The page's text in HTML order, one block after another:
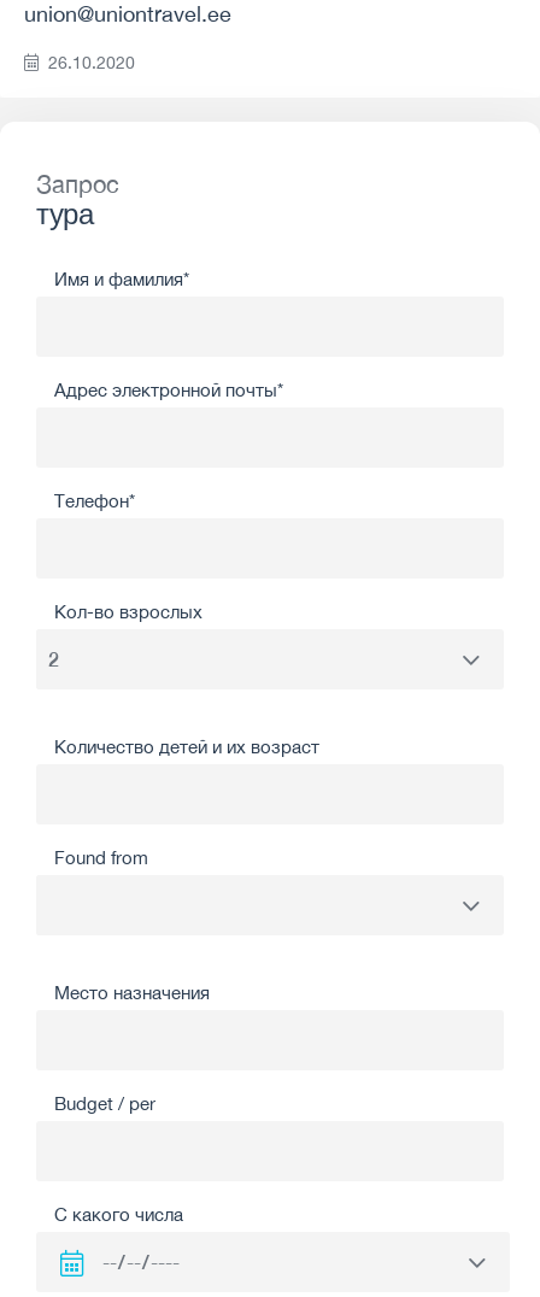
union@uniontravel.ee
26.10.2020
Запрос
тура
Имя и фамилия*
Адрес электронной почты*
Телефон*
Кол-во взрослых
Количество детей и их возраст
Found from
Место назначения
Budget / per
С какого числа